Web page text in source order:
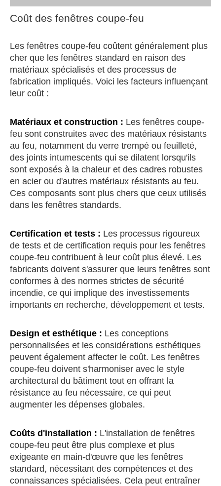
Coût des fenêtres coupe-feu
Les fenêtres coupe-feu coûtent généralement plus
cher que les fenêtres standard en raison des
matériaux spécialisés et des processus de
fabrication impliqués. Voici les facteurs influençant
leur coût :
Matériaux et construction : Les fenêtres coupe-
feu sont construites avec des matériaux résistants
au feu, notamment du verre trempé ou feuilleté,
des joints intumescents qui se dilatent lorsqu'ils
sont exposés à la chaleur et des cadres robustes
en acier ou d'autres matériaux résistants au feu.
Ces composants sont plus chers que ceux utilisés
dans les fenêtres standards.
Certification et tests : Les processus rigoureux
de tests et de certification requis pour les fenêtres
coupe-feu contribuent à leur coût plus élevé. Les
fabricants doivent s'assurer que leurs fenêtres sont
conformes à des normes strictes de sécurité
incendie, ce qui implique des investissements
importants en recherche, développement et tests.
Design et esthétique : Les conceptions
personnalisées et les considérations esthétiques
peuvent également affecter le coût. Les fenêtres
coupe-feu doivent s'harmoniser avec le style
architectural du bâtiment tout en offrant la
résistance au feu nécessaire, ce qui peut
augmenter les dépenses globales.
Coûts d'installation : L'installation de fenêtres
coupe-feu peut être plus complexe et plus
exigeante en main-d'œuvre que les fenêtres
standard, nécessitant des compétences et des
connaissances spécialisées. Cela peut entraîner